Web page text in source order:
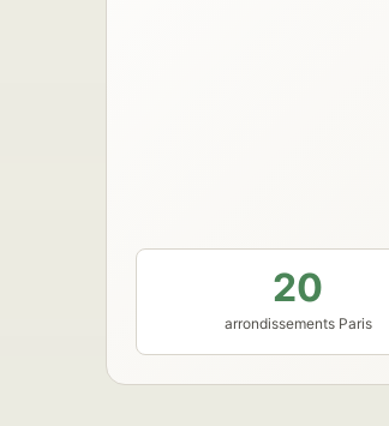
20
arrondissements Paris